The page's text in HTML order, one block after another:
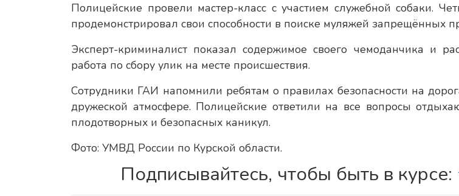
Полицейские провели мастер-класс с участием служебной собаки.
продемонстрировал свои способности в поиске муляжей запрещённых
Эксперт-криминалист показал содержимое своего чемоданчика и
работа по сбору улик на месте происшествия.
Сотрудники ГАИ напомнили ребятам о правилах безопасности на
дружеской атмосфере. Полицейские ответили на все вопросы
плодотворных и безопасных каникул.
Фото: УМВД России по Курской области.
Подписывайтесь, чтобы быть в курсе: